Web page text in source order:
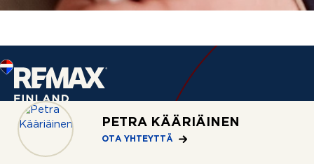
PETRA KÄÄRIÄINEN
OTA YHTEYTTÄ
Palvelut